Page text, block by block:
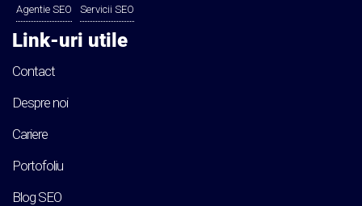
Agentie SEO Servicii SEO
Link-uri utile
Contact
Despre noi
Cariere
Portofoliu
Blog SEO